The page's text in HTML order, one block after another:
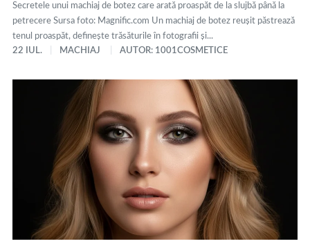
Secretele unui machiaj de botez care arată proaspăt de la slujbă până la
petrecere Sursa foto: Magnific.com Un machiaj de botez reușit păstrează
tenul proaspăt, definește trăsăturile în fotografii și...
22 IUL.
MACHIAJ AUTOR: 1001COSMETICE